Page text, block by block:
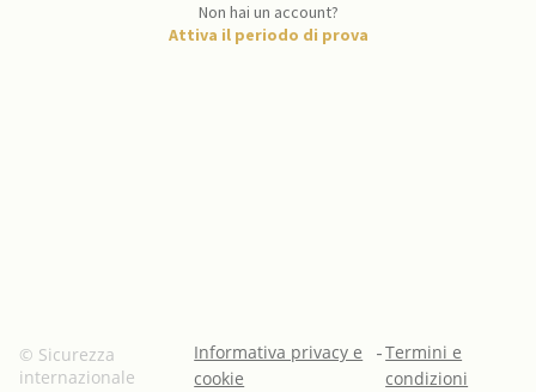
Non hai un account?
Attiva il periodo di prova
© Sicurezza
internazionale
Informativa privacy e
cookie
-Termini e
condizioni